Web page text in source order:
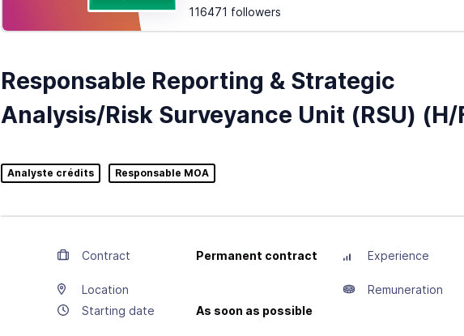
116471 followers
Responsable Reporting & Strategic
Analysis/Risk Surveyance Unit (RSU) (H/
Analyste crédits Responsable MOA
Contract Permanent contract Experience
Location
Remuneration
Starting date
As soon as possible